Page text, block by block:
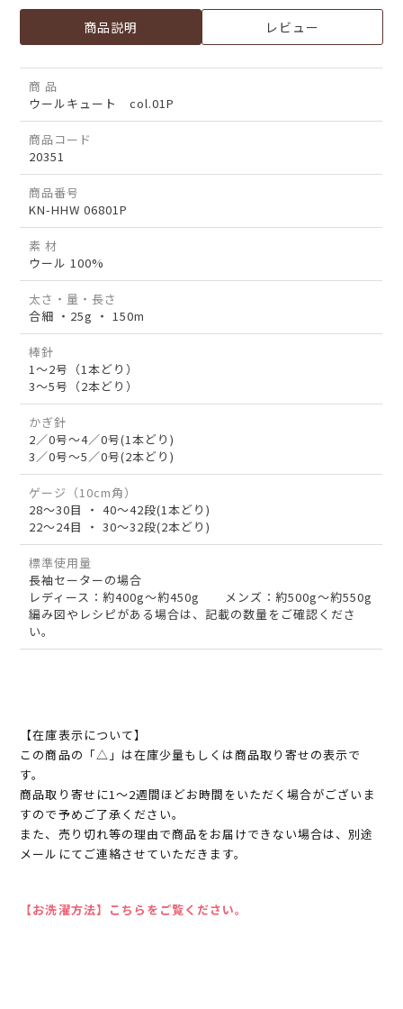
商品説明 レビュー
商 品
ウールキュート col.01P
商品コード
20351
商品番号
KN-HHW 06801P
素 材
ウール 100%
太さ・量・長さ
合細 ・25g ・ 150m
棒針
1～2号（1本どり）
3～5号（2本どり）
かぎ針
2／0号～4／0号(1本どり)
3／0号～5／0号(2本どり)
ゲージ（10cm角）
28～30目 ・ 40～42段(1本どり)
22～24目 ・ 30～32段(2本どり)
標準使用量
長袖セーターの場合
レディース：約400g～約450g メンズ：約500g～約550g
編み図やレシピがある場合は、記載の数量をご確認くださ
い。
【在庫表示について】
この商品の「△」は在庫少量もしくは商品取り寄せの表示で
す。
商品取り寄せに1～2週間ほどお時間をいただく場合がございま
すので予めご了承ください。
また、売り切れ等の理由で商品をお届けできない場合は、別途
メールにてご連絡させていただきます。
【お洗濯方法】こちらをご覧ください。